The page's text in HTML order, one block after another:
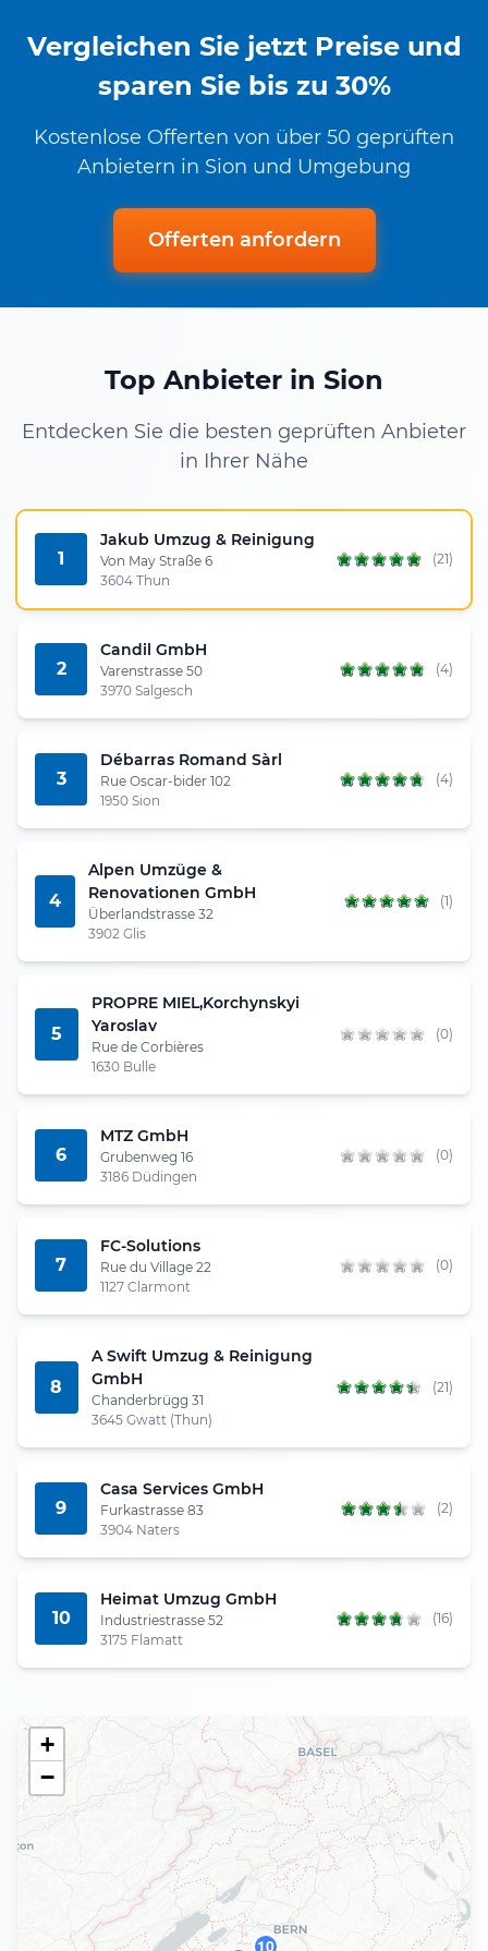
Vergleichen Sie jetzt Preise und
sparen Sie bis zu 30%
Kostenlose Offerten von über 50 geprüften
Anbietern in Sion und Umgebung
Offerten anfordern
Top Anbieter in Sion
Entdecken Sie die besten geprüften Anbieter
in Ihrer Nähe
1
Jakub Umzug & Reinigung
Von May Straße 6
3604 Thun
(21)
2
Candil GmbH
Varenstrasse 50
3970 Salgesch
(4)
3
Débarras Romand Sàrl
Rue Oscar-bider 102
1950 Sion
(4)
4
Alpen Umzüge &
Renovationen GmbH
Überlandstrasse 32
3902 Glis
(1)
5
PROPRE MIEL,Korchynskyi
Yaroslav
Rue de Corbières
1630 Bulle
(0)
6
MTZ GmbH
Grubenweg 16
3186 Düdingen
(0)
7
FC-Solutions
Rue du Village 22
1127 Clarmont
(0)
8
A Swift Umzug & Reinigung
GmbH
Chanderbrügg 31
3645 Gwatt (Thun)
(21)
9
Casa Services GmbH
Furkastrasse 83
3904 Naters
(2)
10
Heimat Umzug GmbH
Industriestrasse 52
3175 Flamatt
(16)
10
+
−